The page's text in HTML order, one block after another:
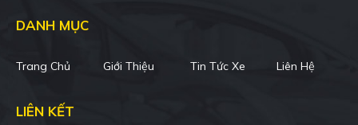
DANH MỤC
Trang Chủ Giới Thiệu Tin Tức Xe Liên Hệ
LIÊN KẾT